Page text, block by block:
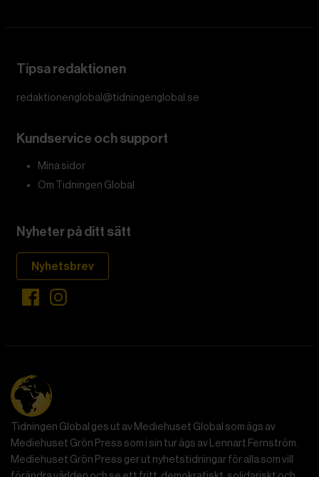
Tipsa redaktionen
redaktionenglobal@tidningenglobal.se
Kundservice och support
Mina sidor
Om Tidningen Global
Nyheter på ditt sätt
Nyhetsbrev
Tidningen Global ges ut av Mediehuset Global som ägs av
Mediehuset Grön Press som i sin tur ägs av Lennart Fernström.
Mediehuset Grön Press ger ut nyhetstidningar för alla som vill